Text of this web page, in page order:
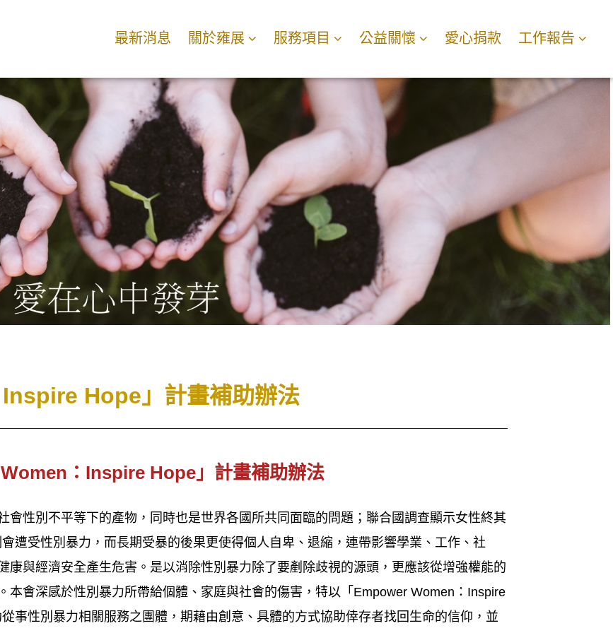
最新消息 關於雍展 服務項目 公益關懷 愛心捐款 工作報告
Hope」計畫補助辦法
Women：Inspire Hope」計畫補助辦法
會性別不平等下的產物，同時也是世界各國所共同面臨的問題；聯合國調查顯示女性終其
遭受性別暴力，而長期受暴的後果更使得個人自卑、退縮，連帶影響學業、工作、社
康與經濟安全產生危害。是以消除性別暴力除了要剷除歧視的源頭，更應該從增強權能的
本會深感於性別暴力所帶給個體、家庭與社會的傷害，特以「Empower Women：Inspire
事性別暴力相關服務之團體，期藉由創意、具體的方式協助倖存者找回生命的信仰，並